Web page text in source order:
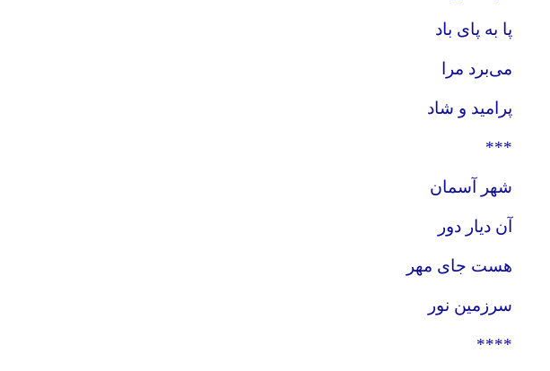
پا به ‌پای باد
می‌‌برد مرا
پرامید و شاد
***
شهر آسمان
آن دیار دور
هست جای مهر
سرزمین نور
****